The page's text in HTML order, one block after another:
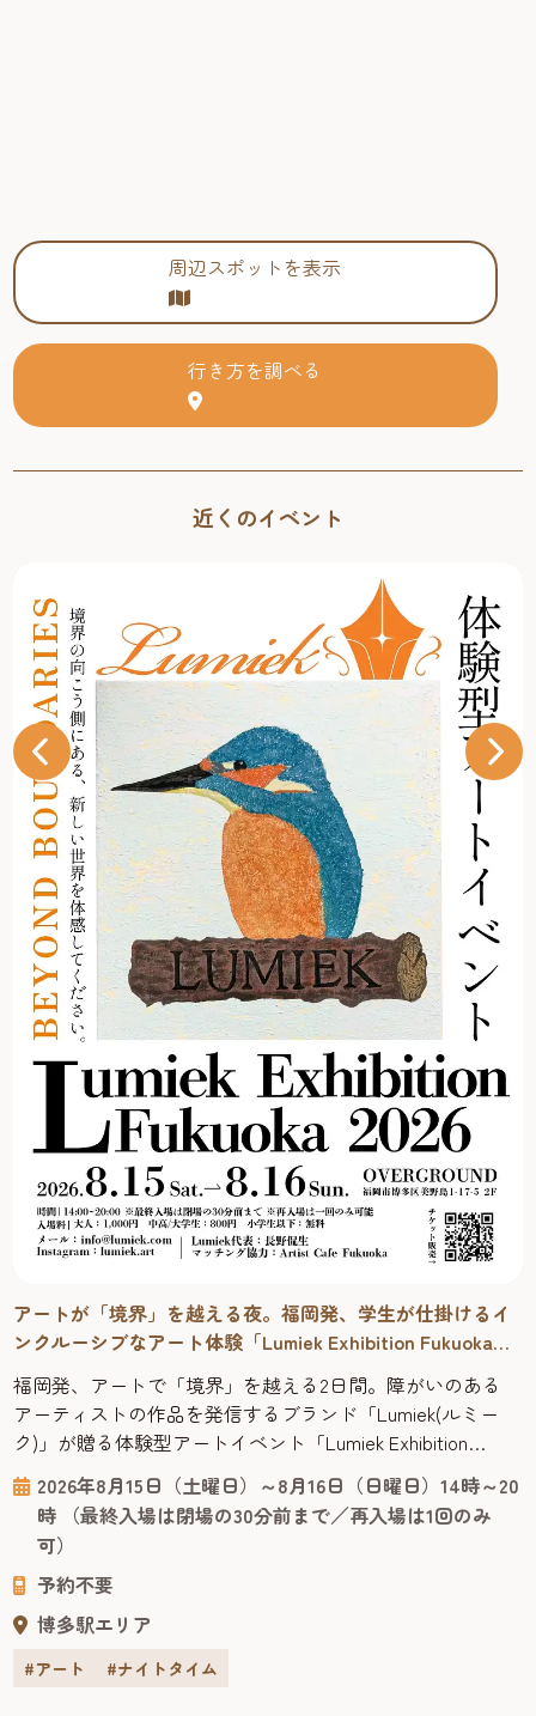
周辺スポットを表示
行き方を調べる
近くのイベント
アートが「境界」を越える夜。福岡発、学生が仕掛けるイ
ンクルーシブなアート体験「Lumiek Exhibition Fukuoka
福岡発、アートで「境界」を越える2日間。障がいのある
アーティストの作品を発信するブランド「Lumiek(ルミー
ク)」が贈る体験型アートイベント「Lumiek Exhibition
Fukuoka 2026」が、博多区のアートスペース
「OVERGROUND」で開催。仕掛け人は福岡出身の現役大学
生です。 アートは障害の有無や年齢、国籍などの境界を超
えて心に届く共通言語です。展示を眺めるだけでなく...
2026年8月15日（土曜日）～8月16日（日曜日）14時～20
時 （最終入場は閉場の30分前まで／再入場は1回のみ
可）
予約不要
博多駅エリア
#アート #ナイトタイム